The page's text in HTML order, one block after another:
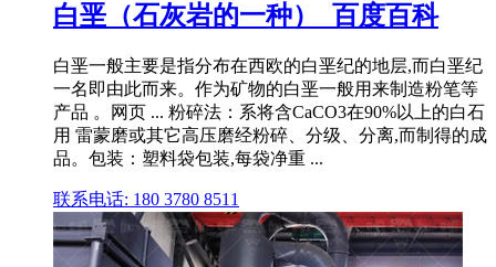
白垩（石灰岩的一种）_百度百科
白垩一般主要是指分布在西欧的白垩纪的地层,而白垩纪
一名即由此而来。作为矿物的白垩一般用来制造粉笔等
产品 。网页 ... 粉碎法：系将含CaCO3在90%以上的白石
用 雷蒙磨或其它高压磨经粉碎、分级、分离,而制得的成
品。包装：塑料袋包装,每袋净重 ...
联系电话: 180 3780 8511